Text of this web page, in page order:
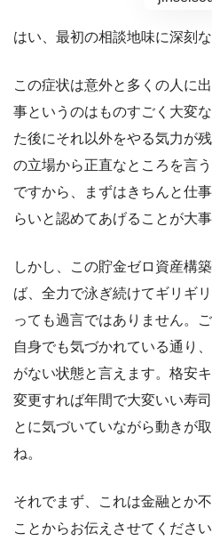
はい、最初の相談地味に深刻
この症状は意外と多くの人に
事というのはものすごく大変
た後にそれ以外をやる気力が
の立場から正直なところを言
ですから、まずはきちんと仕
らいと認めてあげることが大
しかし、この貯金ゼロ資産構
ば、全力で泳ぎ続けてギリギ
っても過言ではありません。ご
自身でも気づかれている通り
がない状態と言えます。格安
変更すれば年間で大変いい寿
とに気づいていながら動きが
ね。
それでまず、これは金融とか
ことからお伝えさせてくださ